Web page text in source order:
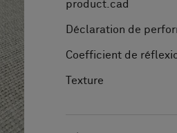
product.cad
Déclaration de
Coefficient de
Texture